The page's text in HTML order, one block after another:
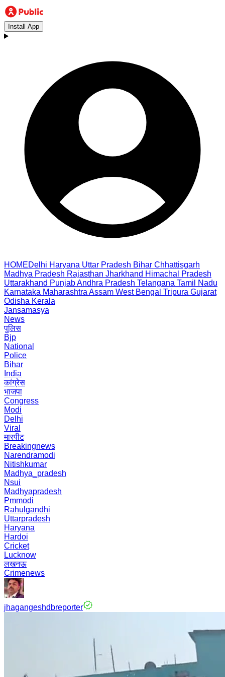
Install App
HOMEDelhi Haryana Uttar Pradesh Bihar Chhattisgarh
Madhya Pradesh Rajasthan Jharkhand Himachal Pradesh
Uttarakhand PunjabAndhra Pradesh Telangana Tamil Nadu
Karnataka Maharashtra Assam West Bengal Tripura Gujarat
Odisha Kerala
Jansamasya
News
पुलिस
Bjp
National
Police
Bihar
India
कांग्रेस
भाजपा
Congress
Modi
Delhi
Viral
मारपीट
Breakingnews
Narendramodi
Nitishkumar
Madhya_pradesh
Nsui
Madhyapradesh
Pmmodi
Rahulgandhi
Uttarpradesh
Haryana
Hardoi
Cricket
Lucknow
लखनऊ
Crimenews
jhagangeshdbreporter